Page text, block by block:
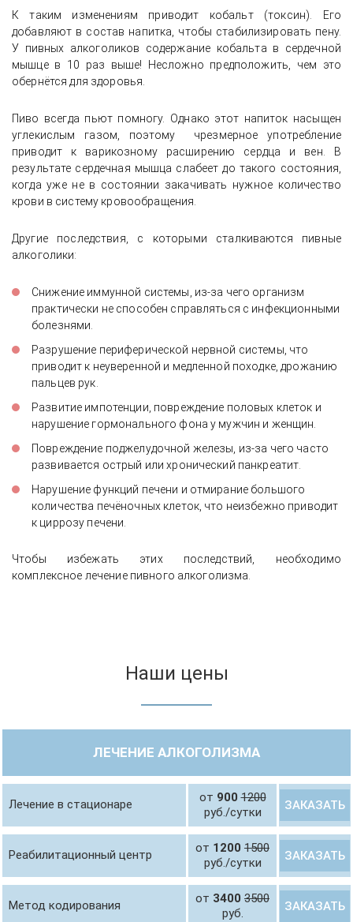
К таким изменениям приводит кобальт (токсин). Его
добавляют в состав напитка, чтобы стабилизировать пену.
У пивных алкоголиков содержание кобальта в сердечной
мышце в 10 раз выше! Несложно предположить, чем это
обернётся для здоровья.
Пиво всегда пьют помногу. Однако этот напиток насыщен
углекислым газом, поэтому чрезмерное употребление
приводит к варикозному расширению сердца и вен. В
результате сердечная мышца слабеет до такого состояния,
когда уже не в состоянии закачивать нужное количество
крови в систему кровообращения.
Другие последствия, с которыми сталкиваются пивные
алкоголики:
Снижение иммунной системы, из-за чего организм
практически не способен справляться с инфекционными
болезнями.
Разрушение периферической нервной системы, что
приводит к неуверенной и медленной походке, дрожанию
пальцев рук.
Развитие импотенции, повреждение половых клеток и
нарушение гормонального фона у мужчин и женщин.
Повреждение поджелудочной железы, из-за чего часто
развивается острый или хронический панкреатит.
Нарушение функций печени и отмирание большого
количества печёночных клеток, что неизбежно приводит
к циррозу печени.
Чтобы избежать этих последствий, необходимо
комплексное лечение пивного алкоголизма.
Наши цены
ЛЕЧЕНИЕ АЛКОГОЛИЗМА
Лечение в стационаре от 9001200
руб./сутки
ЗАКАЗАТЬ
Реабилитационный центр от 1200 1500
руб./сутки
ЗАКАЗАТЬ
Метод кодирования от 3400 3500
руб.
ЗАКАЗАТЬ